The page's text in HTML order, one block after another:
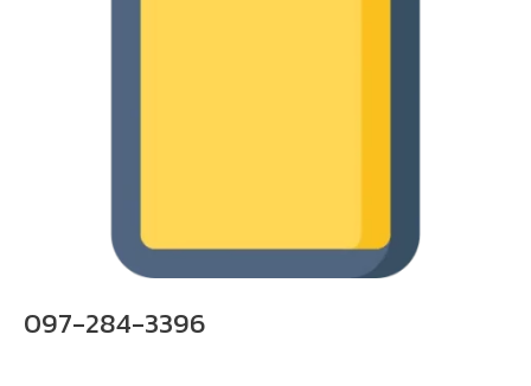
097-284-3396